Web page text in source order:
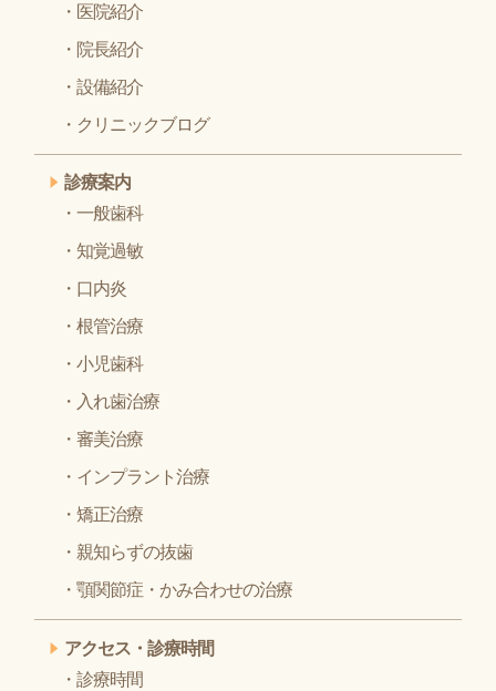
医院紹介
院長紹介
設備紹介
クリニックブログ
診療案内
一般歯科
知覚過敏
口内炎
根管治療
小児歯科
入れ歯治療
審美治療
インプラント治療
矯正治療
親知らずの抜歯
顎関節症・かみ合わせの治療
アクセス・診療時間
診療時間